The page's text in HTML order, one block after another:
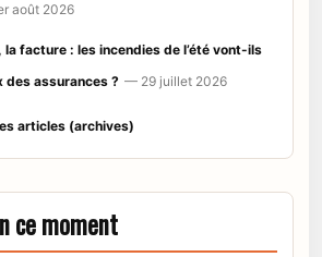
août 2026
facture : les incendies de l’été vont-ils
des assurances ? — 29 juillet 2026
articles (archives)
ce moment